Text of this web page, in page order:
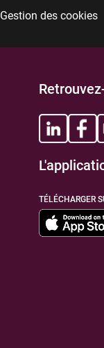
Gestion des cookies
TÉLÉCHARGER